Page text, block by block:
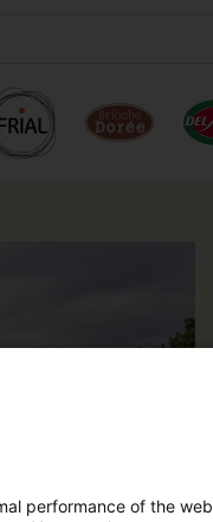
performance of the